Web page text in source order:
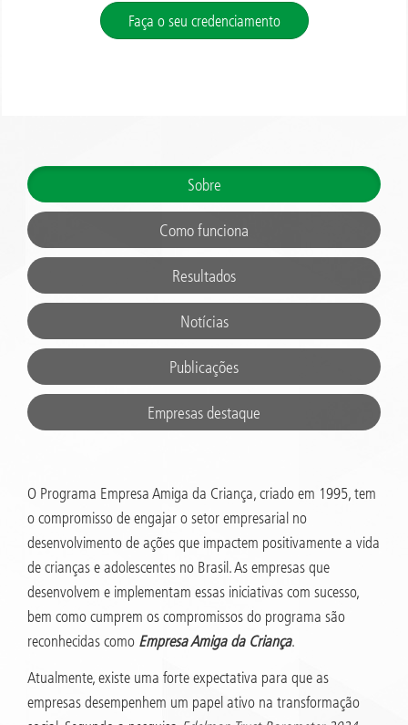
Faça o seu credenciamento
Sobre
Como funciona
Resultados
Notícias
Publicações
Empresas destaque
O Programa Empresa Amiga da Criança, criado em 1995, tem
o compromisso de engajar o setor empresarial no
desenvolvimento de ações que impactem positivamente a vida
de crianças e adolescentes no Brasil. As empresas que
desenvolvem e implementam essas iniciativas com sucesso,
bem como cumprem os compromissos do programa são
reconhecidas como Empresa Amiga da Criança.
Atualmente, existe uma forte expectativa para que as
empresas desempenhem um papel ativo na transformação